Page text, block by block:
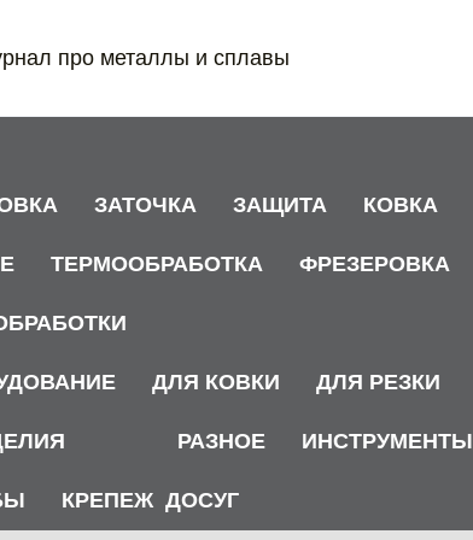
про металлы и сплавы
ЗАТОЧКА ЗАЩИТА КОВКА
ТЕРМООБРАБОТКА ФРЕЗЕРОВКА
ДЛЯ КОВКИ ДЛЯ РЕЗКИ
КРЕПЕЖ
РАЗНОЕ
ДОСУГ
ИНСТРУМЕНТЫ